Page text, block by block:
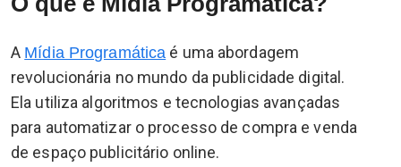
A Mídia Programática é uma abordagem
revolucionária no mundo da publicidade digital.
Ela utiliza algoritmos e tecnologias avançadas
para automatizar o processo de compra e venda
de espaço publicitário online.